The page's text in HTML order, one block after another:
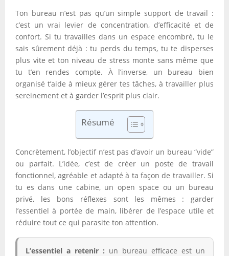
Ton bureau n’est pas qu’un simple support de travail :
c’est un vrai levier de concentration, d’efficacité et de
confort. Si tu travailles dans un espace encombré, tu le
sais sûrement déjà : tu perds du temps, tu te disperses
plus vite et ton niveau de stress monte sans même que
tu t’en rendes compte. À l’inverse, un bureau bien
organisé t’aide à mieux gérer tes tâches, à travailler plus
sereinement et à garder l’esprit plus clair.
Résumé
Concrètement, l’objectif n’est pas d’avoir un bureau “vide”
ou parfait. L’idée, c’est de créer un poste de travail
fonctionnel, agréable et adapté à ta façon de travailler. Si
tu es dans une cabine, un open space ou un bureau
privé, les bons réflexes sont les mêmes : garder
l’essentiel à portée de main, libérer de l’espace utile et
réduire tout ce qui parasite ton attention.
L’essentiel a retenir : un bureau efficace est un